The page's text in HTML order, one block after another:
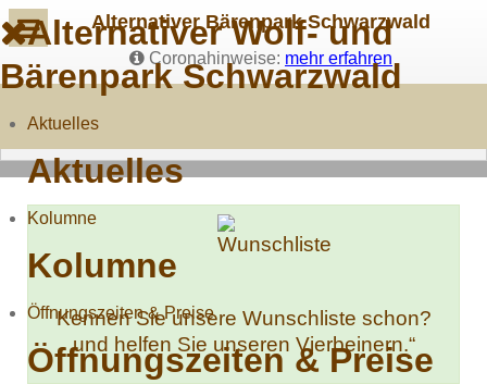
Alternativer Bärenpark Schwarzwald
Coronahinweise: mehr erfahren
Alternativer Wolf- und
Bärenpark Schwarzwald
Aktuelles
Aktuelles
Kolumne
Kolumne
Öffnungszeiten & Preise
Öffnungszeiten & Preise
Kennen Sie unsere Wunschliste schon?
und helfen Sie unseren Vierbeinern.“